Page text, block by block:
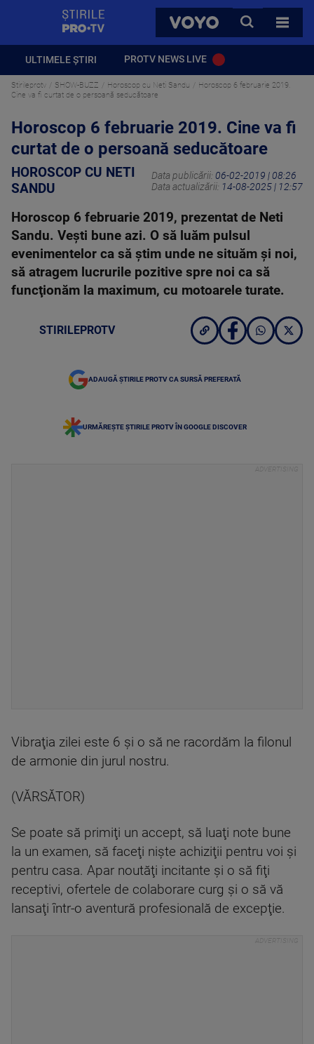
VOYO
CAUTA
TOATE
ULTIMELE ȘTIRI PROTV NEWS LIVE
Stirileprotv SHOW-BUZZ Horoscop cu Neti Sandu
Horoscop 6 februarie 2019.
Cine va fi curtat de o persoană seducătoare
Horoscop 6 februarie 2019. Cine va fi
curtat de o persoană seducătoare
HOROSCOP CU NETI
SANDU
Data publicării: 06-02-2019 | 08:26
Data actualizării: 14-08-2025 | 12:57
Horoscop 6 februarie 2019, prezentat de Neti
Sandu. Veşti bune azi. O să luăm pulsul
evenimentelor ca să ştim unde ne situăm şi noi,
să atragem lucrurile pozitive spre noi ca să
funcţionăm la maximum, cu motoarele turate.
STIRILEPROTV
ADAUGĂ ȘTIRILE PROTV CA SURSĂ PREFERATĂ
URMĂREȘTE ȘTIRILE PROTV ÎN GOOGLE DISCOVER
Vibraţia zilei este 6 şi o să ne racordăm la filonul
de armonie din jurul nostru.
(VĂRSĂTOR)
Se poate să primiţi un accept, să luaţi note bune
la un examen, să faceţi nişte achiziţii pentru voi şi
pentru casa. Apar noutăţi incitante şi o să fiţi
receptivi, ofertele de colaborare curg şi o să vă
lansaţi într-o aventură profesională de excepţie.